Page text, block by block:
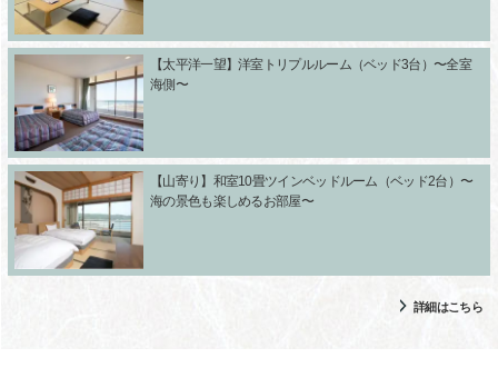
【太平洋一望】洋室トリプルルーム（ベッド3台）〜全室
海側〜
【山寄り】和室10畳ツインベッドルーム（ベッド2台）〜
海の景色も楽しめるお部屋〜
詳細はこちら